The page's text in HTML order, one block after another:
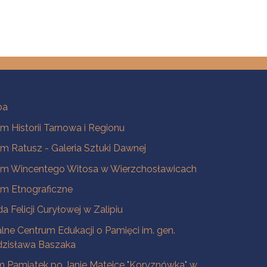
Historii Tarnowa i Regionu
Ratusz - Galeria Sztuki Dawnej
Wincentego Witosa w Wierzchosławicach
Etnograficzne
Felicji Curyłowej w Zalipiu
Centrum Edukacji o Pamięci im. gen.
Baszaka